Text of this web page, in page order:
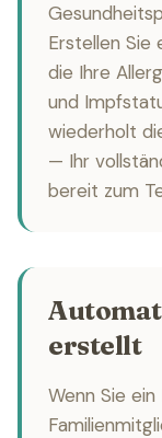
Erstellen Sie
die Ihre
und
wiederholt
— Ihr
bereit zum
erstellt
Wenn Sie